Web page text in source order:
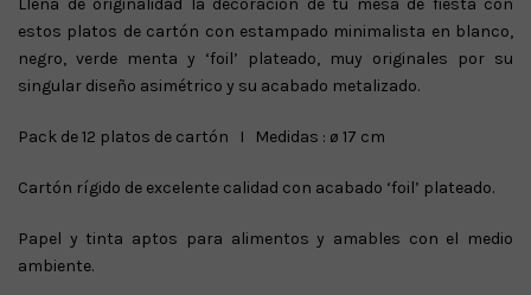
estos platos de cartón con estampado minimalista en blanco,
negro, verde menta y ‘foil’ plateado, muy originales por su
singular diseño asimétrico y su acabado metalizado.
Pack de 12 platos de cartón I Medidas : ø 17 cm
Cartón rígido de excelente calidad con acabado ‘foil’ plateado.
Papel y tinta aptos para alimentos y amables con el medio
ambiente.